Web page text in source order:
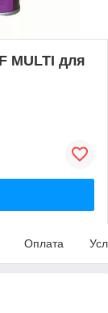
MULTI для
Оплата